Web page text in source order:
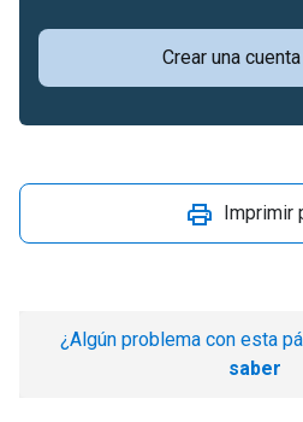
Crear una cuenta
Imprimir
¿Algún problema con esta
saber